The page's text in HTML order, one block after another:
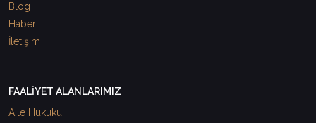
Blog
Haber
İletişim
FAALİYET ALANLARIMIZ
Aile Hukuku